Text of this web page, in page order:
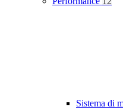
Sistema di